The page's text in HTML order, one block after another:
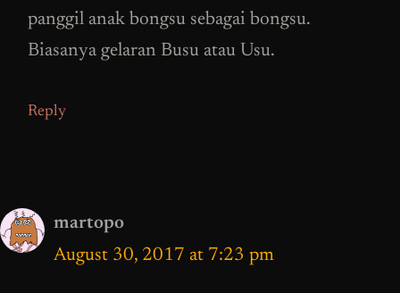
panggil anak bongsu sebagai bongsu.
Biasanya gelaran Busu atau Usu.
Reply
martopo
August 30, 2017 at 7:23 pm